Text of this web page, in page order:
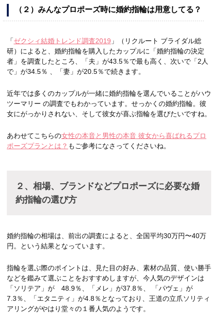
（２）みんなプロポーズ時に婚約指輪は用意してる？
「ゼクシィ結婚トレンド調査2019 」（リクルート ブライダル総
研）によると、婚約指輪を購入したカップルに「婚約指輪の決定
者」を調査したところ、「夫」が43.5％で最も高く、次いで「2人
で」が34.5％ 、「妻」が20.5％で続きます。
近年では多くのカップルが一緒に婚約指輪を選んでいることがハウ
ツーマリー の調査でもわかっています。せっかくの婚約指輪。彼
女にがっかりされない、そして彼女が喜ぶ指輪を選びたいですね。
あわせてこちらの女性の本音と男性の本音 彼女から喜ばれるプロ
ポーズプランとは？ もご参考になさってくださいね。
２、相場、ブランドなどプロポーズに必要な婚
約指輪の選び方
婚約指輪の相場は、前出の調査によると、全国平均30万円〜40万
円。という結果となっています。
指輪を選ぶ際のポイントは、見た目の好み、素材の品質、使い勝手
などを鑑みて選ぶことをおすすめしますが、今人気のデザインは
「ソリテア」が 48.9％、「メレ」が37.8％、 「パヴェ」が
7.3％、「エタニティ」が4.8％となっており、王道の立爪ソリティ
アリングがやはり堂々の１番人気のようです。